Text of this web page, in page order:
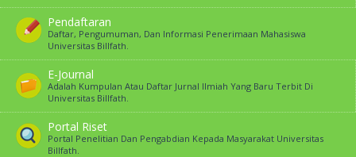
Pendaftaran
Daftar, Pengumuman, Dan Informasi Penerimaan Mahasiswa
Universitas Billfath.
E-Journal
Adalah Kumpulan Atau Daftar Jurnal Ilmiah Yang Baru Terbit Di
Universitas Billfath.
Portal Riset
Portal Penelitian Dan Pengabdian Kepada Masyarakat Universitas
Billfath.